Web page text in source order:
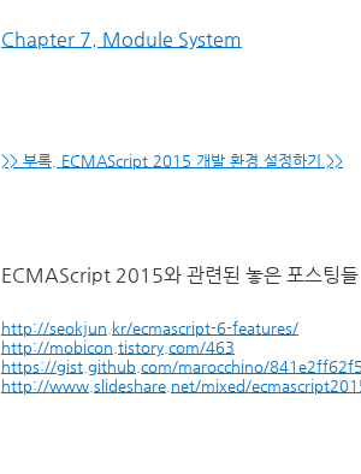
Chapter 7. Module System
>> 부록. ECMAScript 2015 개발 환경 설정하기 >>
ECMAScript 2015와 관련된 놓은 포스팅들
http://seokjun.kr/ecmascript-6-features/
http://mobicon.tistory.com/463
https://gist.github.com/marocchino/
http://www.slideshare.net/mixed/